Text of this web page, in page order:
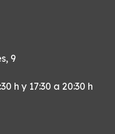
9
h y 17:30 a 20:30 h